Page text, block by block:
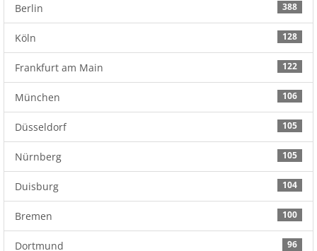
388
Berlin
128
Köln
122
Frankfurt am Main
106
München
105
Düsseldorf
105
Nürnberg
104
Duisburg
100
Bremen
96
Dortmund